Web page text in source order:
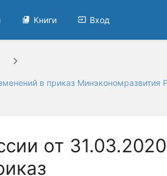
Книги Вход
в приказ Минэкономразвития
от